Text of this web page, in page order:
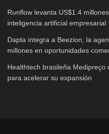
Runflow levanta US$1.4
inteligencia artificial empresarial
Dapta integra a Beezion, la
millones en oportunidades
Healthtech brasileña
para acelerar su expansión